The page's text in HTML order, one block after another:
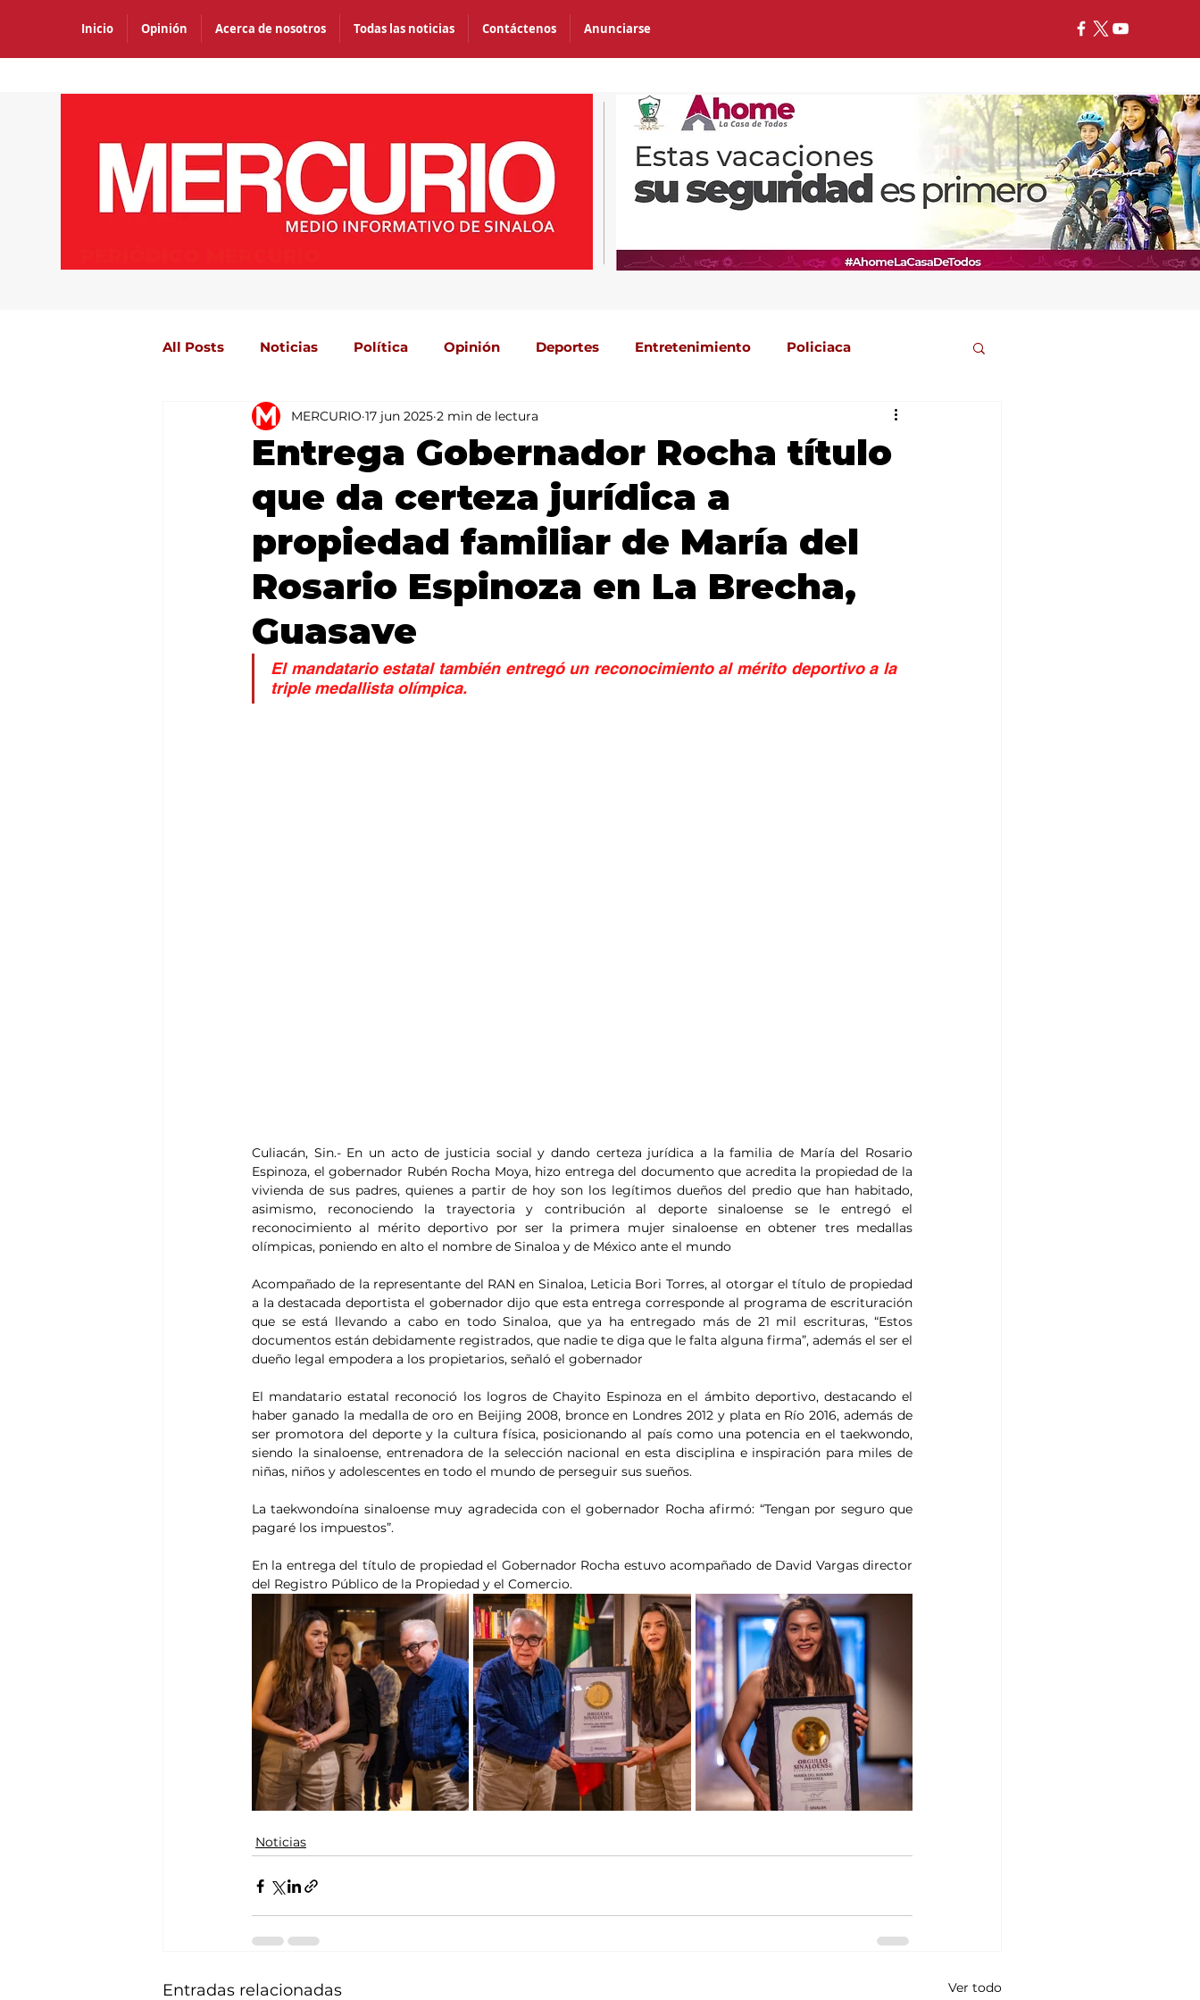
Inicio Opinión Acerca de nosotros Todas las noticias Contáctenos Anunciarse
All Posts Noticias Política Opinión Deportes Entretenimiento Policiaca
Agricultura México Mundo Portada 2
Entrega Gobernador Rocha título
que da certeza jurídica a
propiedad familiar de María del
Rosario Espinoza en La Brecha,
Guasave
MERCURIO 17 jun 2025 2 min de lectura
El mandatario estatal también entregó un reconocimiento al mérito deportivo a la
triple medallista olímpica.
Culiacán, Sin.- En un acto de justicia social y dando certeza jurídica a la familia de María del Rosario
Espinoza, el gobernador Rubén Rocha Moya, hizo entrega del documento que acredita la propiedad de la
vivienda de sus padres, quienes a partir de hoy son los legítimos dueños del predio que han habitado,
asimismo, reconociendo la trayectoria y contribución al deporte sinaloense se le entregó el
reconocimiento al mérito deportivo por ser la primera mujer sinaloense en obtener tres medallas
olímpicas, poniendo en alto el nombre de Sinaloa y de México ante el mundo
Acompañado de la representante del RAN en Sinaloa, Leticia Bori Torres, al otorgar el título de propiedad
a la destacada deportista el gobernador dijo que esta entrega corresponde al programa de escrituración
que se está llevando a cabo en todo Sinaloa, que ya ha entregado más de 21 mil escrituras, “Estos
documentos están debidamente registrados, que nadie te diga que le falta alguna firma”, además el ser el
dueño legal empodera a los propietarios, señaló el gobernador
El mandatario estatal reconoció los logros de Chayito Espinoza en el ámbito deportivo, destacando el
haber ganado la medalla de oro en Beijing 2008, bronce en Londres 2012 y plata en Río 2016, además de
ser promotora del deporte y la cultura física, posicionando al país como una potencia en el taekwondo,
siendo la sinaloense, entrenadora de la selección nacional en esta disciplina e inspiración para miles de
niñas, niños y adolescentes en todo el mundo de perseguir sus sueños.
La taekwondoína sinaloense muy agradecida con el gobernador Rocha afirmó: “Tengan por seguro que
pagaré los impuestos”.
En la entrega del título de propiedad el Gobernador Rocha estuvo acompañado de David Vargas director
del Registro Público de la Propiedad y el Comercio.
Noticias
Entradas relacionadas Ver todo